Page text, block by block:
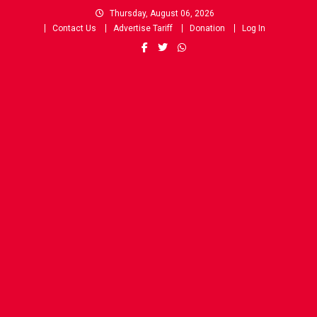
Thursday, August 06, 2026
Contact Us
Advertise Tariff Donation Log In